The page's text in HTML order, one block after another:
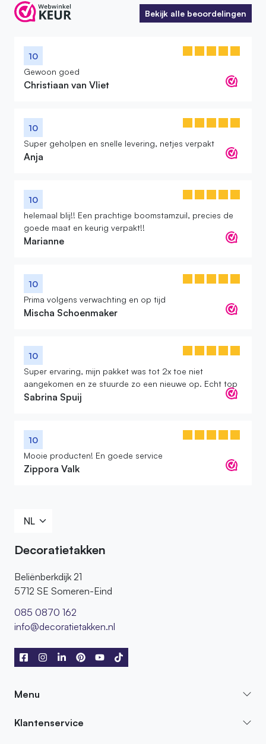
Bekijk alle beoordelingen
Bekijk alle beoordelingen
10
Gewoon goed
Christiaan van Vliet
10
Super geholpen en snelle levering, netjes verpakt
Anja
10
helemaal blij!! Een prachtige boomstamzuil, precies de
goede maat en keurig verpakt!!
Marianne
10
Prima volgens verwachting en op tijd
Mischa Schoenmaker
10
Super ervaring, mijn pakket was tot 2x toe niet
aangekomen en ze stuurde zo een nieuwe op. Echt top
Sabrina Spuij
10
Mooie producten! En goede service
Zippora Valk
Decoratietakken
Beliënberkdijk 21
5712 SE Someren-Eind
085 0870 162
info@decoratietakken.nl
Menu
Klantenservice